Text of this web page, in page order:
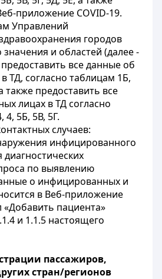
приложение COVID-19.
Управлений
городов
значения и областей (далее -
все данные об
ТД, согласно таблицам 1Б,
также предоставить все
лицах в ТД согласно
4, 5Б, 5В, 5Г.
случаев:
инфицированного
по выявлению
о инфицированных и
в Веб-приложение
«Добавить пациента»
и 1.1.5 настоящего
пассажиров,
стран/регионов